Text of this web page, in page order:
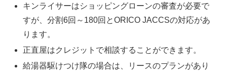
キンライサーはショッピングローンの審査が必要で
すが、分割6回～180回とORICO JACCSの対応があ
ります。
正直屋はクレジットで相談することができます。
給湯器駆けつけ隊の場合は、リースのプランがあり